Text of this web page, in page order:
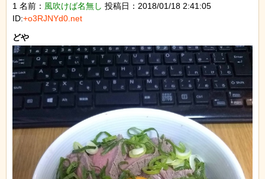
1 名前： 風吹けば名無し 投稿日：2018/01/18 2:41:05
ID:+o3RJNYd0.net